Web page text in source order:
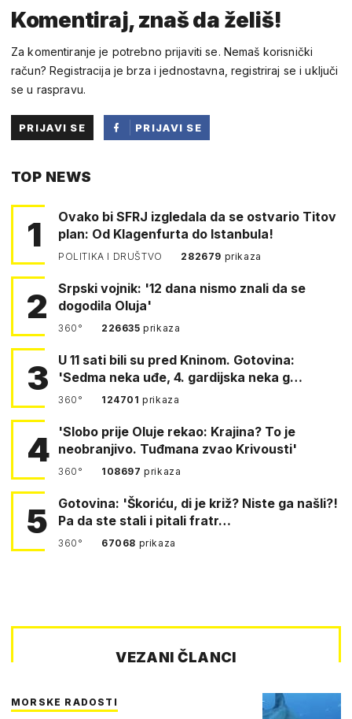
Komentiraj, znaš da želiš!
Za komentiranje je potrebno prijaviti se. Nemaš korisnički
račun? Registracija je brza i jednostavna, registriraj se i uključi
se u raspravu.
PRIJAVI SE
PRIJAVI SE
TOP NEWS
1
Ovako bi SFRJ izgledala da se ostvario Titov
plan: Od Klagenfurta do Istanbula!
POLITIKA I DRUŠTVO 282679 prikaza
2
Srpski vojnik: '12 dana nismo znali da se
dogodila Oluja'
360° 226635prikaza
3
U 11 sati bili su pred Kninom. Gotovina:
'Sedma neka uđe, 4. gardijska neka g…
360° 124701prikaza
4
'Slobo prije Oluje rekao: Krajina? To je
neobranjivo. Tuđmana zvao Krivousti'
360° 108697prikaza
5
Gotovina: 'Škoriću, di je križ? Niste ga našli?!
Pa da ste stali i pitali fratr…
360° 67068 prikaza
VEZANI ČLANCI
MORSKE RADOSTI